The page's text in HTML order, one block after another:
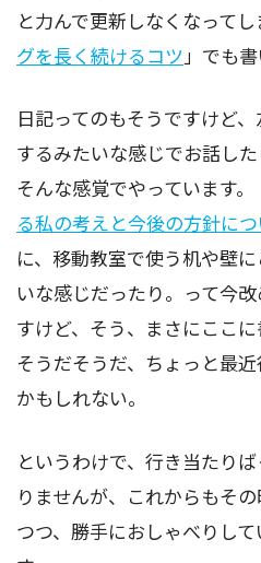
と力んで更新しなくなって
グを長く続けるコツ 」でも
日記ってのもそうですけど
するみたいな感じでお話した
そんな感覚でやっています。
る私の考えと今後の方針に
に、移動教室で使う机や壁
いな感じだったり。って今
すけど、そう、まさにここに
そうだそうだ、ちょっと最
かもしれない。
というわけで、行き当たり
りませんが、これからもそ
つつ、勝手におしゃべりし